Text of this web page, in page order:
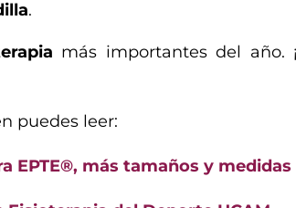
.
más importantes del año.
puedes leer:
EPTE®, más tamaños y medidas